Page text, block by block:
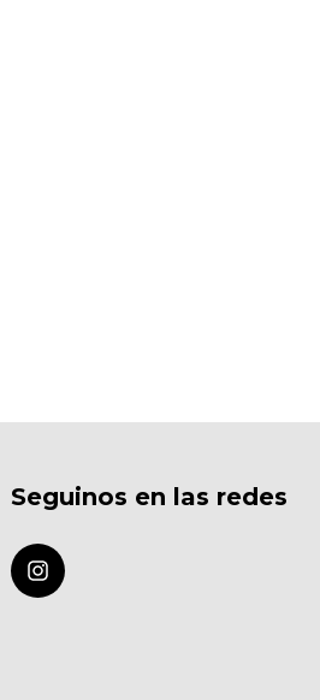
Seguinos en las redes